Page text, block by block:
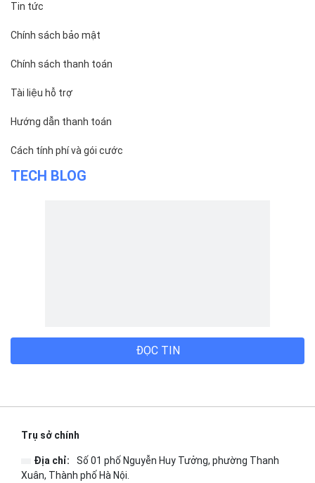
Tin tức
Chính sách bảo mật
Chính sách thanh toán
Tài liệu hỗ trợ
Hướng dẫn thanh toán
Cách tính phí và gói cước
TECH BLOG
ĐỌC TIN
Trụ sở chính
Địa chỉ:
Số 01 phố Nguyễn Huy Tưởng, phường Thanh
Xuân, Thành phố Hà Nội.